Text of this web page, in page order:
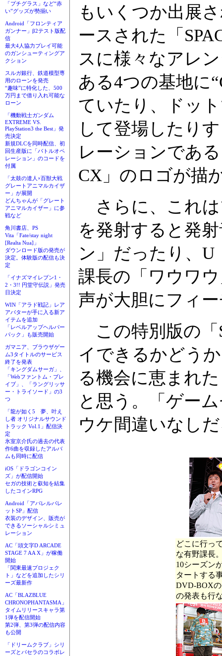
「プチグラス」など“赤
い”グッズが勢揃い
Android「フロンティア
ガンナー」β2テスト版配
信
最大4人協力プレイ可能
のガンシューティングア
クション
スルガ銀行、鉄道模型専
用のローンを発売
“趣味”に特化した、500
万円まで借り入れ可能な
ローン
「機動戦士ガンダム
EXTREME VS.
PlayStation3 the Best」発
売決定
新規DLCを同時配信、初
回生産版に「バトルオペ
レーション」のコードを
付属
「太鼓の達人×百獣大戦
グレートアニマルカイザ
ー」が展開
どんちゃんが「グレート
アニマルカイザー」に参
戦など
角川書店、PS
Vita「Fate/stay night
[Realta Nua]」
ダウンロード版の発売が
決定。体験版の配信も決
定
「イナズマイレブン1・
2・3!! 円堂守伝説」発売
日決定
WIN「アラド戦記」レア
アバターが手に入る新ア
イテムを追加
「レベルアップヘルパー
パック」も販売開始
ガマニア、ブラウザゲー
ム3タイトルのサービス
終了を発表
「キングダムサーガ」、
「Webファントム・ブレ
イブ」、「ラングリッサ
ー・トライソード」の3
つ
「龍が如く5 夢、叶え
し者 オリジナルサウンド
トラック Vol.1」配信決
定
氷室京介氏の過去の代表
作6曲を収録したアルバ
ムも同時に配信
iOS「ドラゴンコイン
ズ」が配信開始
セガの技術と叡知を結集
したコインRPG
Android「アパレルパレ
ットSP」配信
衣装のデザイン、販売が
できるソーシャルシミュ
レーション
AC「頭文字D ARCADE
STAGE 7 AA X」が稼働
開始
「関東最速プロジェク
ト」などを追加したシリ
ーズ最新作
AC「BLAZBLUE
CHRONOPHANTASMA」
タイムリリースキャラ第
1弾を配信開始
第2弾、第3弾の配信内容
も公開
「ドリームクラブ」シリ
ーズとパセラのコラボレ
もいくつか出展
ースされた「
スに様々なアレ
ある4つの基地に
ていたり、ドッ
して登場したり
レーションであ
CX」のロゴが描
さらに、これは
を発射すると発
ン」だったり、U
課長の「ワウワ
声が大胆にフィ
この特別版の「
イできるかどう
る機会に恵まれ
と思う。「ゲー
ウケ間違いなし
どこに行っ
な有野課長
10シーズン
タートする
DVD-BOX
の発表も行